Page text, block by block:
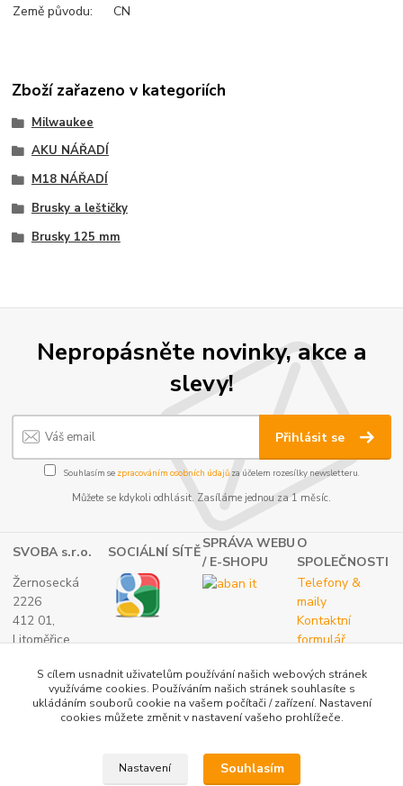
Země původu:
CN
Zboží zařazeno v kategoriích
Milwaukee
AKU NÁŘADÍ
M18 NÁŘADÍ
Brusky a leštičky
Brusky 125 mm
Nepropásněte novinky, akce a
slevy!
Přihlásit se
Souhlasím se zpracováním osobních údajůza účelem rozesílky newsletteru.
Můžete se kdykoli odhlásit. Zasíláme jednou za 1 měsíc.
SVOBA s.r.o. SOCIÁLNÍ SÍTĚ
SPRÁVA WEBU
/ E-SHOPU
O
SPOLEČNOSTI
Žernosecká
2226
412 01,
Litoměřice
(+420) 416 733
IČ: 27265382
Telefony &
maily
Kontaktní
formulář
S cílem usnadnit uživatelům používání našich webových stránek
využíváme cookies. Používáním našich stránek souhlasíte s
ukládáním souborů cookie na vašem počítači / zařízení. Nastavení
cookies můžete změnit v nastavení vašeho prohlížeče.
Nastavení Souhlasím